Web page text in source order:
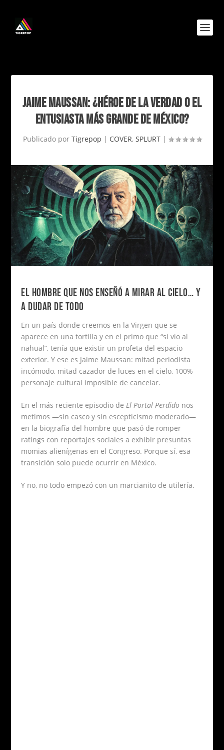
JAIME MAUSSAN: ¿HÉROE DE LA VERDAD O EL
ENTUSIASTA MÁS GRANDE DE MÉXICO?
Publicado por Tigrepop | COVER, SPLURT|
EL HOMBRE QUE NOS ENSEÑÓ A MIRAR AL CIELO… Y
A DUDAR DE TODO
En un país donde creemos en la Virgen que se
aparece en una tortilla y en el primo que “sí vio al
nahual”, tenía que existir un profeta del espacio
exterior. Y ese es Jaime Maussan: mitad periodista
incómodo, mitad cazador de luces en el cielo, 100%
personaje cultural imposible de cancelar.
En el más reciente episodio deEl Portal Perdido nos
metimos —sin casco y sin escepticismo moderado—
en la biografía del hombre que pasó de romper
ratings con reportajes sociales a exhibir presuntas
momias alienígenas en el Congreso. Porque sí, esa
transición solo puede ocurrir en México.
Y no, no todo empezó con un marcianito de utilería.